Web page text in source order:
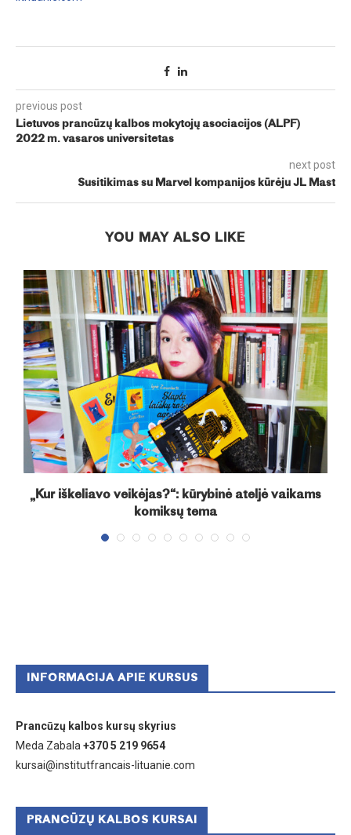
previous post
Lietuvos prancūzų kalbos mokytojų asociacijos (ALPF)
2022 m. vasaros universitetas
next post
Susitikimas su Marvel kompanijos kūrėju JL Mast
YOU MAY ALSO LIKE
„Kur iškeliavo veikėjas?“: kūrybinė ateljė vaikams
komiksų tema
INFORMACIJA APIE KURSUS
Prancūzų kalbos kursų skyrius
Meda Zabala +370 5 219 9654
kursai@institutfrancais-lituanie.com
PRANCŪZŲ KALBOS KURSAI